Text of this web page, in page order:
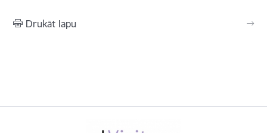
Drukāt lapu